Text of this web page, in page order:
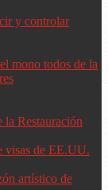
y controlar
mono todos de la
la Restauración
visas de EE.UU.
artístico de